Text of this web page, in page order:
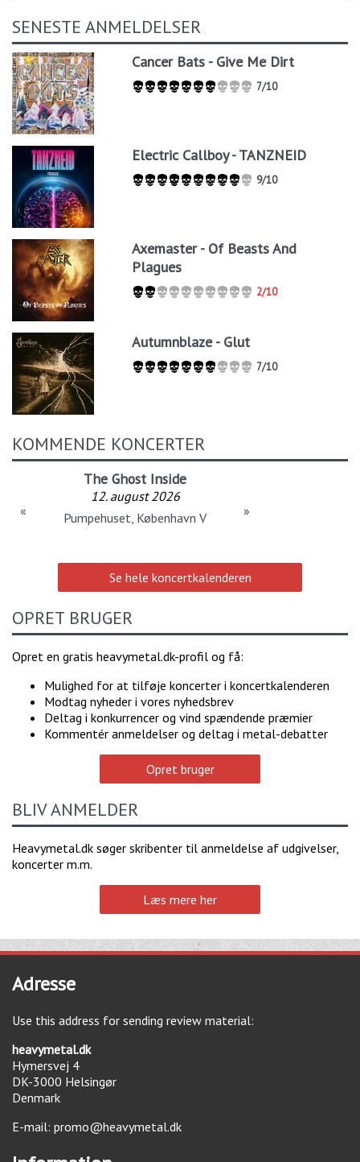
SENESTE ANMELDELSER
Cancer Bats - Give Me Dirt
7/10
Electric Callboy - TANZNEID
9/10
Axemaster - Of Beasts And
Plagues
2/10
Autumnblaze - Glut
7/10
KOMMENDE KONCERTER
The Ghost Inside
12. august 2026
Pumpehuset, København V
« »
Se hele koncertkalenderen
OPRET BRUGER
Opret en gratis heavymetal.dk-profil og få:
Mulighed for at tilføje koncerter i koncertkalenderen
Modtag nyheder i vores nyhedsbrev
Deltag i konkurrencer og vind spændende præmier
Kommentér anmeldelser og deltag i metal-debatter
Opret bruger
BLIV ANMELDER
Heavymetal.dk søger skribenter til anmeldelse af udgivelser,
koncerter m.m.
Læs mere her
Adresse
Use this address for sending review material:
heavymetal.dk
Hymersvej 4
DK-3000 Helsingør
Denmark
E-mail: promo@heavymetal.dk